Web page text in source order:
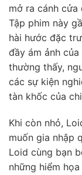
mở ra cánh cửa
Tập phim này
hài hước đặc
đầy ám ảnh
thường thấy,
các sự kiện
tàn khốc của
Khi còn nhỏ,
muốn gia nhập
Loid cùng bạn
những hiểm